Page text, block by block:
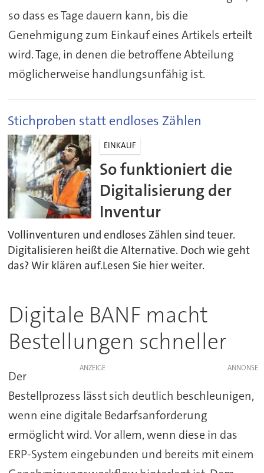
so dass es Tage dauern kann, bis die
Genehmigung zum Einkauf eines Artikels erteilt
wird. Tage, in denen die betroffene Abteilung
möglicherweise handlungsunfähig ist.
Stichproben statt endloses Zählen
EINKAUF
So funktioniert die
Digitalisierung der
Inventur
Vollinventuren und endloses Zählen sind teuer.
Digitalisieren heißt die Alternative. Doch wie geht
das? Wir klären auf.Lesen Sie hier weiter.
Digitale BANF macht
Bestellungen schneller
ANZEIGE
Der
Bestellprozess lässt sich deutlich beschleunigen,
wenn eine digitale Bedarfsanforderung
ermöglicht wird. Vor allem, wenn diese in das
ERP-System eingebunden und bereits mit einem